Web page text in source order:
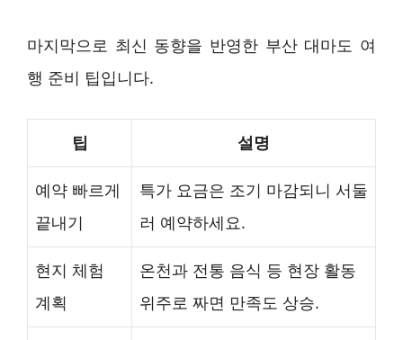
마지막으로 최신 동향을 반영한 부산 대마도 여
행 준비 팁입니다.
팁 설명
예약 빠르게
끝내기
특가 요금은 조기 마감되니 서둘
러 예약하세요.
현지 체험
계획
온천과 전통 음식 등 현장 활동
위주로 짜면 만족도 상승.